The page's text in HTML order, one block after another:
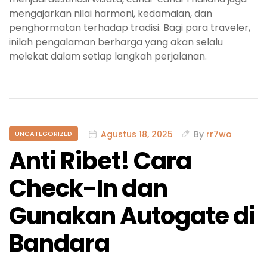
mengajarkan nilai harmoni, kedamaian, dan
penghormatan terhadap tradisi. Bagi para traveler,
inilah pengalaman berharga yang akan selalu
melekat dalam setiap langkah perjalanan.
UNCATEGORIZED Agustus 18, 2025 By rr7wo
Anti Ribet! Cara
Check-In dan
Gunakan Autogate di
Bandara